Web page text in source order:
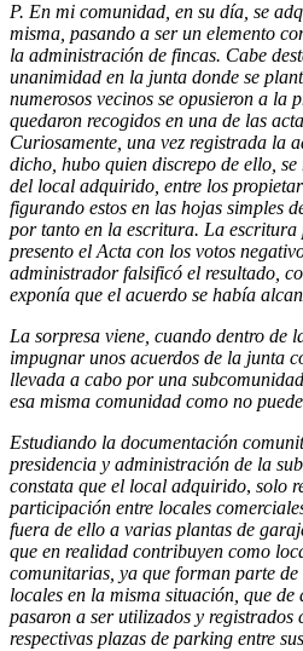
P. En mi comunidad, en su día, se
misma, pasando a ser un elemento
la administración de fincas. Cabe
unanimidad en la junta donde se
numerosos vecinos se opusieron a la
quedaron recogidos en una de las
Curiosamente, una vez registrada la
dicho, hubo quien discrepo de ello,
del local adquirido, entre los
figurando estos en las hojas simples
por tanto en la escritura. La escritura
presento el Acta con los votos
administrador falsificó el resultado,
exponía que el acuerdo se había
La sorpresa viene, cuando dentro de
impugnar unos acuerdos de la junta
llevada a cabo por una
esa misma comunidad como no
Estudiando la documentación
presidencia y administración de la
constata que el local adquirido, solo
participación entre locales
fuera de ello a varias plantas de
que en realidad contribuyen como
comunitarias, ya que forman parte
locales en la misma situación, que de
pasaron a ser utilizados y registrados
respectivas plazas de parking entre